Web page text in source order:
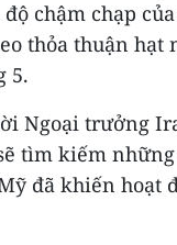
chậm chạp
thỏa thuận hạt
5.
Ngoại trưởng
tìm kiếm
đã khiến hoạt